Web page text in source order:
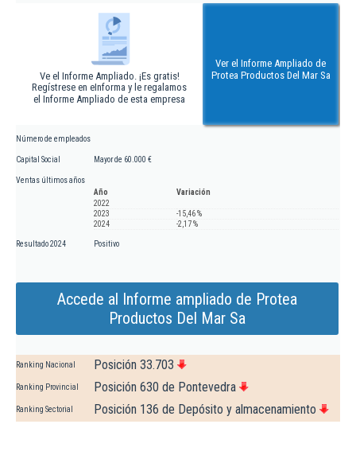
Ve el Informe Ampliado. ¡Es gratis!
Regístrese en eInforma y le regalamos
el Informe Ampliado de esta empresa
Ver el Informe Ampliado de
Protea Productos Del Mar Sa
Número de empleados
Capital Social Mayor de 60.000 €
Ventas últimos años
Año
Variación
2022
2023
-15,46 %
2024
-2,17 %
Resultado 2024 Positivo
Accede al Informe ampliado de Protea
Productos Del Mar Sa
Ranking Nacional Posición 33.703
Ranking Provincial Posición 630 de Pontevedra
Ranking Sectorial Posición 136 de Depósito y almacenamiento